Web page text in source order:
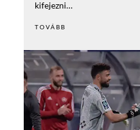
kifejezni…
TOVÁBB